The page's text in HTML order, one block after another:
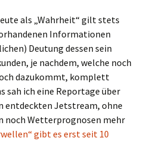
als „Wahrheit“ gilt stets
Informationen
Deutung dessen sein
je nachdem, welche noch
dazukommt, komplett
sah ich eine Reportage über
entdeckten Jetstream, ohne
noch Wetterprognosen mehr
gibt es erst seit 10